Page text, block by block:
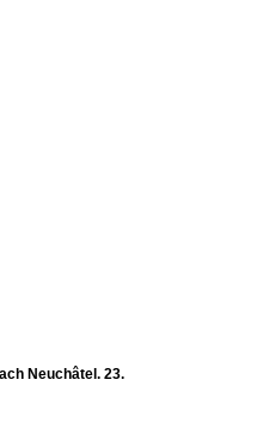
Neuchâtel. 23.